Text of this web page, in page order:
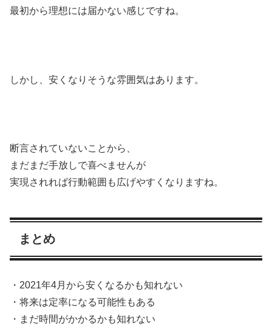
最初から理想には届かない感じですね。
しかし、安くなりそうな雰囲気はあります。
断言されていないことから、
まだまだ手放しで喜べませんが
実現されれば行動範囲も広げやすくなりますね。
まとめ
・2021年4月から安くなるかも知れない
・将来は定率になる可能性もある
・まだ時間がかかるかも知れない